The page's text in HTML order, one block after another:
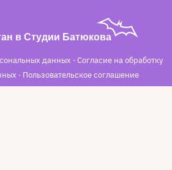
данных · Согласие на обработку
· Пользовательское соглашение